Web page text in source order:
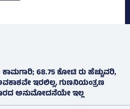
68.75 ಕೋಟಿ ರು ಹೆಚ್ಚುವರಿ,
ಇರಲಿಲ್ಲ, ಗುಣನಿಯಂತ್ರಣ
ಅನುಮೋದನೆಯೇ ಇಲ್ಲ